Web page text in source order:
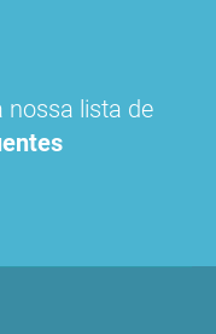
nossa lista de